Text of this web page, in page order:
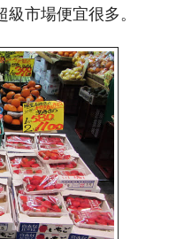
市場便宜很多。